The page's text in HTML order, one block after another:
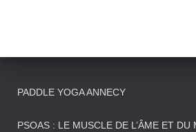
PADDLE YOGA ANNECY
PSOAS : LE MUSCLE DE L’ÂME ET DU